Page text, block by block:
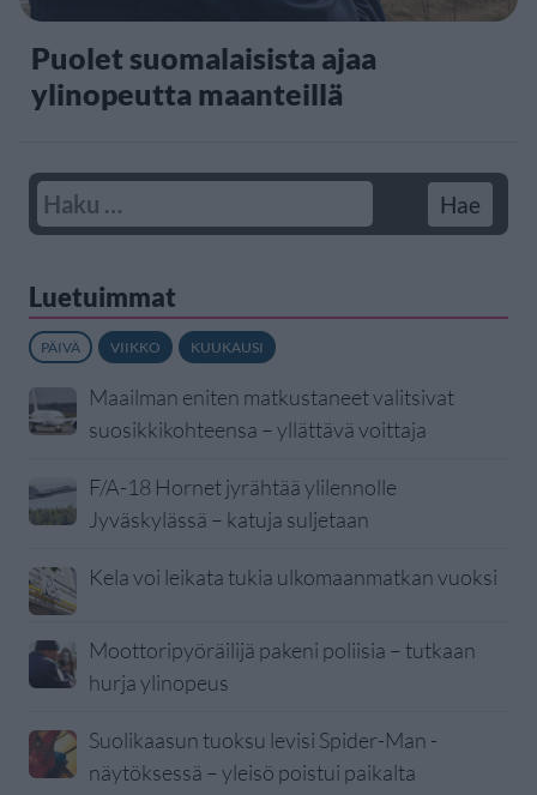
Puolet suomalaisista ajaa
ylinopeutta maanteillä
Luetuimmat
PÄIVÄ VIIKKO KUUKAUSI
Maailman eniten matkustaneet valitsivat
suosikkikohteensa – yllättävä voittaja
F/A-18 Hornet jyrähtää ylilennolle
Jyväskylässä – katuja suljetaan
Kela voi leikata tukia ulkomaanmatkan vuoksi
Moottoripyöräilijä pakeni poliisia – tutkaan
hurja ylinopeus
Suolikaasun tuoksu levisi Spider-Man -
näytöksessä – yleisö poistui paikalta